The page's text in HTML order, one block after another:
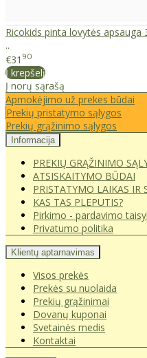
Ricokids pinta lovytės apsauga
..
€31 90
Į krepšelį
Į norų sąrašą
Apmokėjimo už prekes būdai
Prekių pristatymo sąlygos
Prekių grąžinimo sąlygos
Informacija
PREKIŲ GRĄŽINIMO
ATSISKAITYMO BŪDAI
PRISTATYMO LAIKAS IR
KAS TAS PLEPUTIS?
Pirkimo - pardavimo
Privatumo politika
Klientų aptarnavimas
Visos prekės
Prekės su nuolaida
Prekių grąžinimai
Dovanų kuponai
Svetainės medis
Kontaktai